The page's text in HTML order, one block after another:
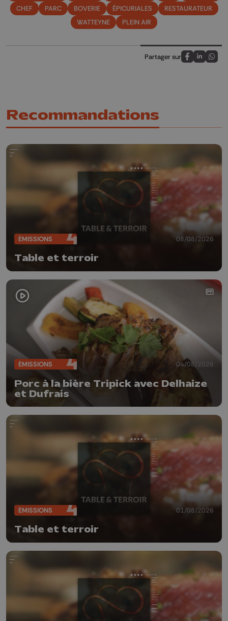
CHEF
PARC BOVERIE ÉPICURIALES
RESTAURATEUR
WATTEYNE
PLEIN AIR
Partager sur
Partagez sur
Partagez
Recommandations
ÉMISSIONS 08/08/2026
Table et terroir
ÉMISSIONS 04/08/2026
Porc à la bière Tripick avec Delhaize
et Dufrais
ÉMISSIONS 01/08/2026
Table et terroir